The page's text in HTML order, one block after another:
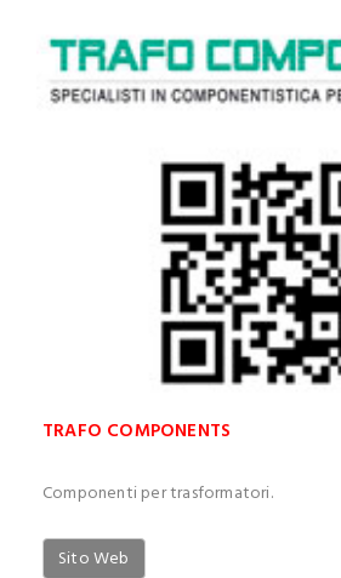
TRAFO COMPONENTS
Componenti per trasformatori.
Sito Web